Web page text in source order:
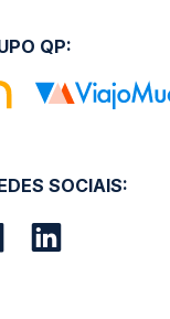
SOCIAIS:
QP: